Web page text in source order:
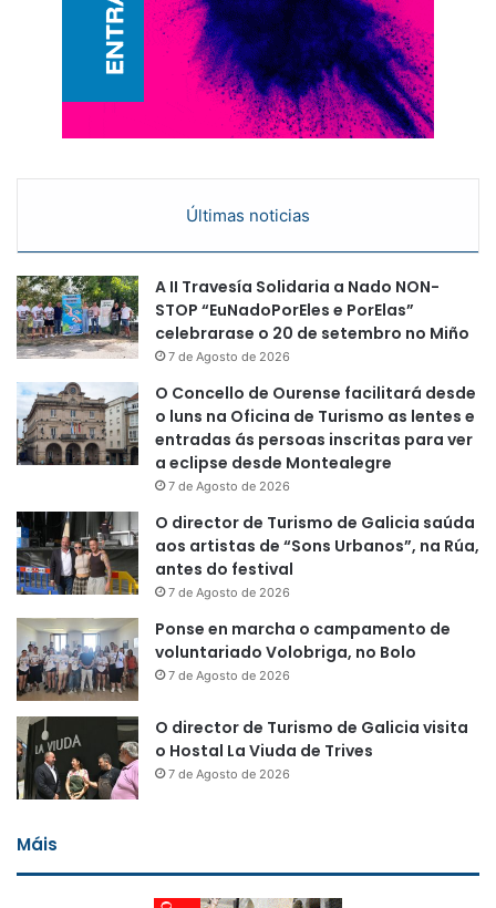
Últimas noticias
A II Travesía Solidaria a Nado NON-
STOP “EuNadoPorEles e PorElas”
celebrarase o 20 de setembro no Miño
7 de Agosto de 2026
O Concello de Ourense facilitará desde
o luns na Oficina de Turismo as lentes e
entradas ás persoas inscritas para ver
a eclipse desde Montealegre
7 de Agosto de 2026
O director de Turismo de Galicia saúda
aos artistas de “Sons Urbanos”, na Rúa,
antes do festival
7 de Agosto de 2026
Ponse en marcha o campamento de
voluntariado Volobriga, no Bolo
7 de Agosto de 2026
O director de Turismo de Galicia visita
o Hostal La Viuda de Trives
7 de Agosto de 2026
Máis